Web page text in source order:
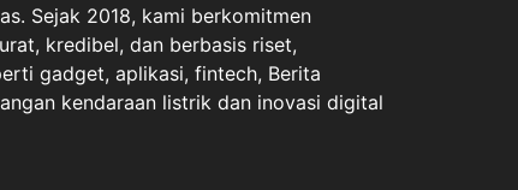
Sejak 2018, kami berkomitmen
kredibel, dan berbasis riset,
gadget, aplikasi, fintech, Berita
kendaraan listrik dan inovasi digital